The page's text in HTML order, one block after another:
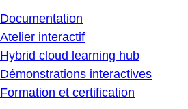
Documentation
Atelier interactif
Hybrid cloud learning hub
Démonstrations interactives
Formation et certification